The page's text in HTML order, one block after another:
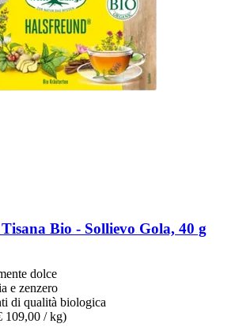
Tisana Bio -​ Sollievo Gola, 40 g
dolce
e zenzero
di qualità biologica
109,00 / kg)